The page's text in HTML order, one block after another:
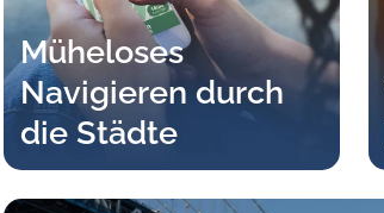
Müheloses
Navigieren durch
die Städte